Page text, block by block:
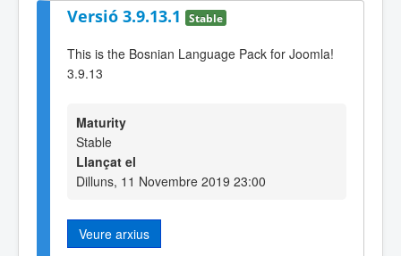
Versió 3.9.13.1 Stable
This is the Bosnian Language Pack for Joomla!
3.9.13
Maturity
Stable
Llançat el
Dilluns, 11 Novembre 2019 23:00
Veure arxius